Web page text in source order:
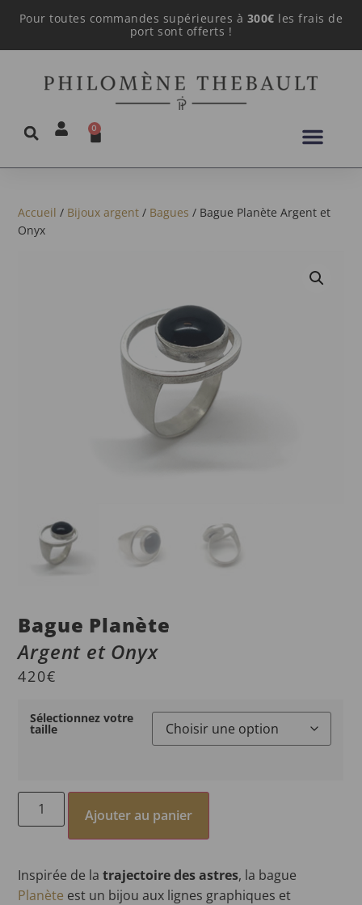
Pour toutes commandes supérieures à 300€ les frais de
port sont offerts !
0
Accueil / Bijoux argent / Bagues / Bague Planète Argent et
Onyx
Bague Planète
Argent et Onyx
420€
Sélectionnez votre
taille
Ajouter au panier
Inspirée de latrajectoire des astres, la bague
Planète est un bijou aux lignes graphiques et